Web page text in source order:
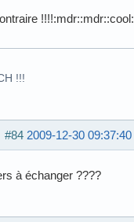
!!!!:mdr::mdr::cool:
!!!
#84 2009-12-30 09:37:40
à échanger ????